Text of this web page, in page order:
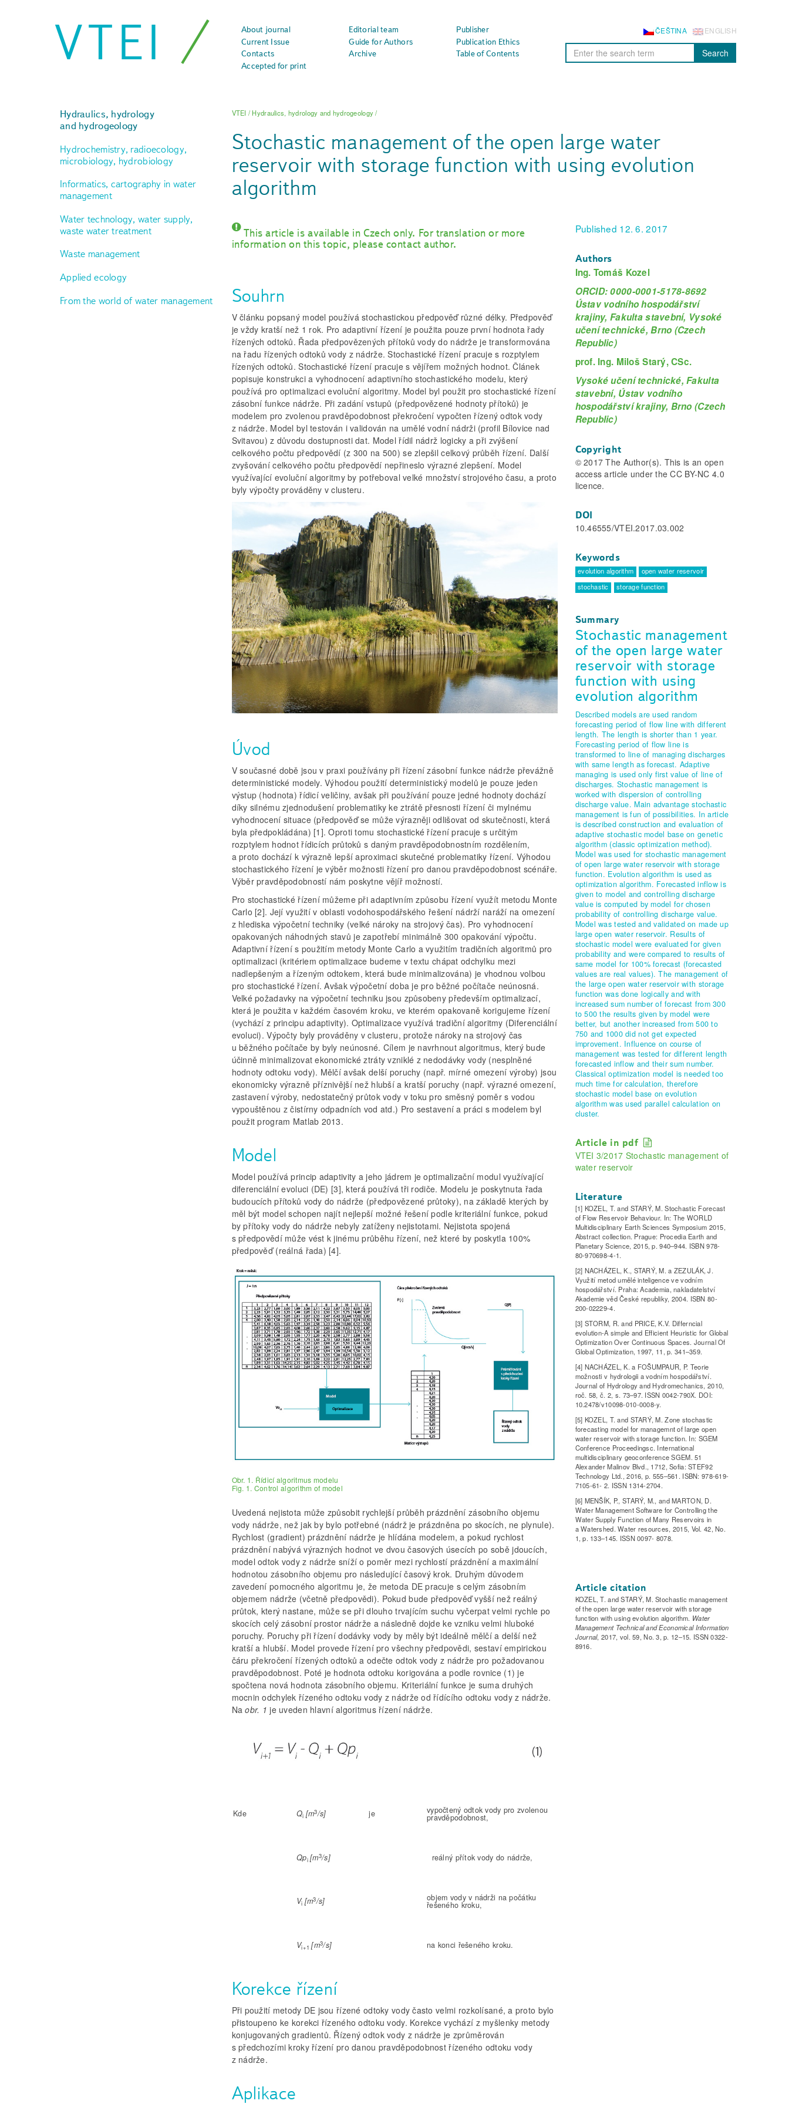
VTEI About journal Editorial team
Publisher
Current Issue
Guide for Authors
Publication Ethics
Contacts
Archive
Table of Contents
Accepted for print
ENGLISH
ČEŠTINA
Search
Hydraulics, hydrology
and hydrogeology
Hydrochemistry, radioecology,
microbiology, hydrobiology
Informatics, cartography in water
management
Water technology, water supply,
waste water treatment
Waste management
Applied ecology
From the world of water management
VTEI / Hydraulics, hydrology and hydrogeology/
Stochastic management of the open large water
reservoir with storage function with using evolution
algorithm
This article is available in Czech only. For translation or more
information on this topic, please contact author.
Souhrn
V článku popsaný model používá stochastickou předpověď různé délky. Předpověď
je vždy kratší než 1 rok. Pro adaptivní řízení je použita pouze první hodnota řady
řízených odtoků. Řada předpovězených přítoků vody do nádrže je transformována
na řadu řízených odtoků vody z nádrže. Stochastické řízení pracuje s rozptylem
řízených odtoků. Stochastické řízení pracuje s vějířem možných hodnot. Článek
popisuje konstrukci a vyhodnocení adaptivního stochastického modelu, který
používá pro optimalizaci evoluční algoritmy. Model byl použit pro stochastické řízení
zásobní funkce nádrže. Při zadání vstupů (předpovězené hodnoty přítoků) je
modelem pro zvolenou pravděpodobnost překročení vypočten řízený odtok vody
z nádrže. Model byl testován i validován na umělé vodní nádrži (profil Bílovice nad
Svitavou) z důvodu dostupnosti dat. Model řídil nádrž logicky a při zvýšení
celkového počtu předpovědí (z 300 na 500) se zlepšil celkový průběh řízení. Další
zvyšování celkového počtu předpovědí nepřineslo výrazné zlepšení. Model
využívající evoluční algoritmy by potřeboval velké množství strojového času, a proto
byly výpočty prováděny v clusteru.
Úvod
V současné době jsou v praxi používány při řízení zásobní funkce nádrže převážně
deterministické modely. Výhodou použití deterministický modelů je pouze jeden
výstup (hodnota) řídicí veličiny, avšak při používání pouze jedné hodnoty dochází
díky silnému zjednodušení problematiky ke ztrátě přesnosti řízení či mylnému
vyhodnocení situace (předpověď se může výrazněji odlišovat od skutečnosti, která
byla předpokládána) [1]. Oproti tomu stochastické řízení pracuje s určitým
rozptylem hodnot řídicích průtoků s daným pravděpodobnostním rozdělením,
a proto dochází k výrazně lepší aproximaci skutečné problematiky řízení. Výhodou
stochastického řízení je výběr možnosti řízení pro danou pravděpodobnost scénáře.
Výběr pravděpodobností nám poskytne vějíř možností.
Pro stochastické řízení můžeme při adaptivním způsobu řízení využít metodu Monte
Carlo [2]. Její využití v oblasti vodohospodářského řešení nádrží naráží na omezení
z hlediska výpočetní techniky (velké nároky na strojový čas). Pro vyhodnocení
opakovaných náhodných stavů je zapotřebí minimálně 300 opakování výpočtu.
Adaptivní řízení s použitím metody Monte Carlo a využitím tradičních algoritmů pro
optimalizaci (kritériem optimalizace budeme v textu chápat odchylku mezi
nadlepšeným a řízeným odtokem, která bude minimalizována) je vhodnou volbou
pro stochastické řízení. Avšak výpočetní doba je pro běžné počítače neúnosná.
Velké požadavky na výpočetní techniku jsou způsobeny především optimalizací,
která je použita v každém časovém kroku, ve kterém opakovaně korigujeme řízení
(vychází z principu adaptivity). Optimalizace využívá tradiční algoritmy (Diferenciální
evoluci). Výpočty byly prováděny v clusteru, protože nároky na strojový čas
u běžného počítače by byly neúnosné. Cílem je navrhnout algoritmus, který bude
účinně minimalizovat ekonomické ztráty vzniklé z nedodávky vody (nesplněné
hodnoty odtoku vody). Mělčí avšak delší poruchy (např. mírné omezení výroby) jsou
ekonomicky výrazně příznivější než hlubší a kratší poruchy (např. výrazné omezení,
zastavení výroby, nedostatečný průtok vody v toku pro směsný poměr s vodou
vypouštěnou z čistírny odpadních vod atd.) Pro sestavení a práci s modelem byl
použit program Matlab 2013.
Model
Model používá princip adaptivity a jeho jádrem je optimalizační modul využívající
diferenciální evoluci (DE) [3], která používá tři rodiče. Modelu je poskytnuta řada
budoucích přítoků vody do nádrže (předpovězené průtoky), na základě kterých by
měl být model schopen najít nejlepší možné řešení podle kriteriální funkce, pokud
by přítoky vody do nádrže nebyly zatíženy nejistotami. Nejistota spojená
s předpovědí může vést k jinému průběhu řízení, než které by poskytla 100%
předpověď (reálná řada) [4].
Obr. 1. Řídicí algoritmus modelu
Fig. 1. Control algorithm of model
Uvedená nejistota může způsobit rychlejší průběh prázdnění zásobního objemu
vody nádrže, než jak by bylo potřebné (nádrž je prázdněna po skocích, ne plynule).
Rychlost (gradient) prázdnění nádrže je hlídána modelem, a pokud rychlost
prázdnění nabývá výrazných hodnot ve dvou časových úsecích po sobě jdoucích,
model odtok vody z nádrže sníží o poměr mezi rychlostí prázdnění a maximální
hodnotou zásobního objemu pro následující časový krok. Druhým důvodem
zavedení pomocného algoritmu je, že metoda DE pracuje s celým zásobním
objemem nádrže (včetně předpovědi). Pokud bude předpověď vyšší než reálný
průtok, který nastane, může se při dlouho trvajícím suchu vyčerpat velmi rychle po
skocích celý zásobní prostor nádrže a následně dojde ke vzniku velmi hluboké
poruchy. Poruchy při řízení dodávky vody by měly být ideálně mělčí a delší než
kratší a hlubší. Model provede řízení pro všechny předpovědi, sestaví empirickou
čáru překročení řízených odtoků a odečte odtok vody z nádrže pro požadovanou
pravděpodobnost. Poté je hodnota odtoku korigována a podle rovnice (1) je
spočtena nová hodnota zásobního objemu. Kriteriální funkce je suma druhých
mocnin odchylek řízeného odtoku vody z nádrže od řídícího odtoku vody z nádrže.
Naobr. 1 je uveden hlavní algoritmus řízení nádrže.
Kde Qi [m3/s] je vypočtený odtok vody pro zvolenou
pravděpodobnost,
Qpi[m3/s] reálný přítok vody do nádrže,
Vi [m3/s] objem vody v nádrži na počátku
řešeného kroku,
Vi+1[m3/s] na konci řešeného kroku.
Korekce řízení
Při použití metody DE jsou řízené odtoky vody často velmi rozkolísané, a proto bylo
přistoupeno ke korekci řízeného odtoku vody. Korekce vychází z myšlenky metody
konjugovaných gradientů. Řízený odtok vody z nádrže je zprůměrován
s předchozími kroky řízení pro danou pravděpodobnost řízeného odtoku vody
z nádrže.
Aplikace
Published 12. 6. 2017
Authors
Ing. Tomáš Kozel
ORCID: 0000-0001-5178-8692
Ústav vodního hospodářství
krajiny, Fakulta stavební, Vysoké
učení technické, Brno (Czech
Republic)
prof. Ing. Miloš Starý, CSc.
Vysoké učení technické, Fakulta
stavební, Ústav vodního
hospodářství krajiny, Brno (Czech
Republic)
Copyright
© 2017 The Author(s). This is an open
access article under the CC BY-NC 4.0
licence.
DOI
10.46555/VTEI.2017.03.002
Keywords
evolution algorithm
open water reservoir
stochastic
storage function
Summary
Stochastic management
of the open large water
reservoir with storage
function with using
evolution algorithm
Described models are used random
forecasting period of flow line with different
length. The length is shorter than 1 year.
Forecasting period of flow line is
transformed to line of managing discharges
with same length as forecast. Adaptive
managing is used only first value of line of
discharges. Stochastic management is
worked with dispersion of controlling
discharge value. Main advantage stochastic
management is fun of possibilities. In article
is described construction and evaluation of
adaptive stochastic model base on genetic
algorithm (classic optimization method).
Model was used for stochastic management
of open large water reservoir with storage
function. Evolution algorithm is used as
optimization algorithm. Forecasted inflow is
given to model and controlling discharge
value is computed by model for chosen
probability of controlling discharge value.
Model was tested and validated on made up
large open water reservoir. Results of
stochastic model were evaluated for given
probability and were compared to results of
same model for 100% forecast (forecasted
values are real values). The management of
the large open water reservoir with storage
function was done logically and with
increased sum number of forecast from 300
to 500 the results given by model were
better, but another increased from 500 to
750 and 1000 did not get expected
improvement. Influence on course of
management was tested for different length
forecasted inflow and their sum number.
Classical optimization model is needed too
much time for calculation, therefore
stochastic model base on evolution
algorithm was used parallel calculation on
cluster.
Article in pdf
VTEI 3/2017 Stochastic management of
water reservoir
Literature
[1] KOZEL, T. and STARÝ, M. Stochastic Forecast
of Flow Reservoir Behaviour. In: The WORLD
Multidisciplinary Earth Sciences Symposium 2015,
Abstract collection. Prague: Procedia Earth and
Planetary Science, 2015, p. 940–944. ISBN 978-
80-970698-4-1.
[2] NACHÁZEL, K., STARÝ, M. a ZEZULÁK, J.
Využití metod umělé inteligence ve vodním
hospodářství. Praha: Academia, nakladatelství
Akademie věd České republiky, 2004. ISBN 80-
200-02229-4.
[3] STORM, R. and PRICE, K.V. Differncial
evolution-A simple and Efficient Heuristic for Global
Optimization Over Continuous Spaces. Journal Of
Global Optimization, 1997, 11, p. 341–359.
[4] NACHÁZEL, K. a FOŠUMPAUR, P. Teorie
možnosti v hydrologii a vodním hospodářství.
Journal of Hydrology and Hydromechanics, 2010,
roč. 58, č. 2, s. 73–97. ISSN 0042-790X. DOI:
10.2478/v10098-010-0008-y.
[5] KOZEL, T. and STARÝ, M. Zone stochastic
forecasting model for managemnt of large open
water reservoir with storage function. In: SGEM
Conference Proceedingsc. International
multidisciplinary geoconference SGEM. 51
Alexander Malinov Blvd., 1712, Sofia: STEF92
Technology Ltd., 2016, p. 555–561. ISBN: 978-619-
7105-61- 2. ISSN 1314-2704.
[6] MENŠÍK, P., STARÝ, M., and MARTON, D.
Water Management Software for Controlling the
Water Supply Function of Many Reservoirs in
a Watershed. Water resources, 2015, Vol. 42, No.
1, p. 133–145. ISSN 0097- 8078.
Article citation
KOZEL, T. and STARÝ, M. Stochastic management
of the open large water reservoir with storage
function with using evolution algorithm. Water
Management Technical and Economical Information
Journal, 2017, vol. 59, No. 3, p. 12–15. ISSN 0322-
8916.